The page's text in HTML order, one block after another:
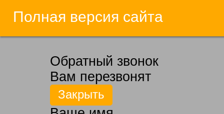
Полная версия сайта
Обратный звонок
Вам перезвонят